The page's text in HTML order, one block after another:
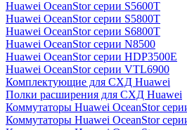
Huawei OceanStor серии S5600T
Huawei OceanStor серии S5800T
Huawei OceanStor серии S6800T
Huawei OceanStor серии N8500
Huawei OceanStor серии HDP3500E
Huawei OceanStor серии VTL6900
Комплектующие для СХД Huawei
Полки расширения для СХД Huawei
Коммутаторы Huawei OceanStor
Коммутаторы Huawei OceanStor